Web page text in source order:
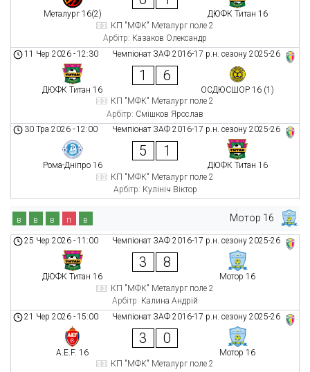
Металург 16(2)
ДЮФК Титан 16
КП "МФК" Металург поле 2
Арбітр: Казаков Олександр
Чемпіонат ЗАФ 2016-17 р.н. сезону 2025-26
11 Чер 2026 -12:30
ДЮФК Титан 16
1 6
ОСДЮСШОР 16 (1)
КП "МФК" Металург поле 2
Арбітр: Смішков Ярослав
Чемпіонат ЗАФ 2016-17 р.н. сезону 2025-26
30 Тра 2026 -12:00
Рома-Дніпро 16
5 1
ДЮФК Титан 16
КП "МФК" Металург поле 2
Арбітр: Кулініч Віктор
Мотор 16
в в в п в
Чемпіонат ЗАФ 2016-17 р.н. сезону 2025-26
25 Чер 2026 -11:00
ДЮФК Титан 16
3 8
Мотор 16
КП "МФК" Металург поле 2
Арбітр: Калина Андрій
Чемпіонат ЗАФ 2016-17 р.н. сезону 2025-26
21 Чер 2026 -15:00
A.E.F. 16
3 0
Мотор 16
КП "МФК" Металург поле 2